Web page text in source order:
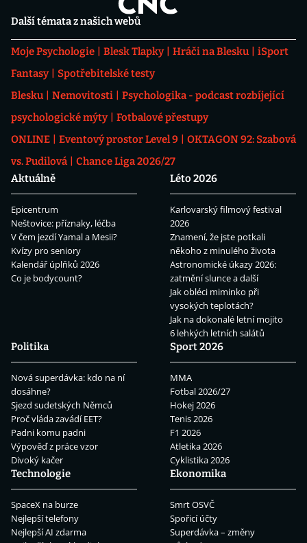
Další témata z našich webů
Moje Psychologie Blesk Tlapky Hráči na Blesku
iSport
Fantasy
Spotřebitelské testy
Blesku
Nemovitosti
Psychologika - podcast rozbíjející
psychologické mýty
Fotbalové přestupy
ONLINE
Eventový prostor Level 9
OKTAGON 92: Szabová
vs. Pudilová
Chance Liga 2026/27
Aktuálně
Epicentrum
Neštovice: příznaky, léčba
V čem jezdí Yamal a Mesii?
Kvízy pro seniory
Kalendář úplňků 2026
Co je bodycount?
Léto 2026
Karlovarský filmový festival
2026
Znamení, že jste potkali
někoho z minulého života
Astronomické úkazy 2026:
zatmění slunce a další
Jak obléci miminko při
vysokých teplotách?
Jak na dokonalé letní mojito
6 lehkých letních salátů
Politika
Nová superdávka: kdo na ní
dosáhne?
Sjezd sudetských Němců
Proč vláda zavádí EET?
Padni komu padni
Výpověď z práce vzor
Divoký kačer
Sport 2026
MMA
Fotbal 2026/27
Hokej 2026
Tenis 2026
F1 2026
Atletika 2026
Cyklistika 2026
Technologie
SpaceX na burze
Nejlepší telefony
Nejlepší AI zdarma
Ekonomika
Smrt OSVČ
Spořicí účty
Superdávka – změny